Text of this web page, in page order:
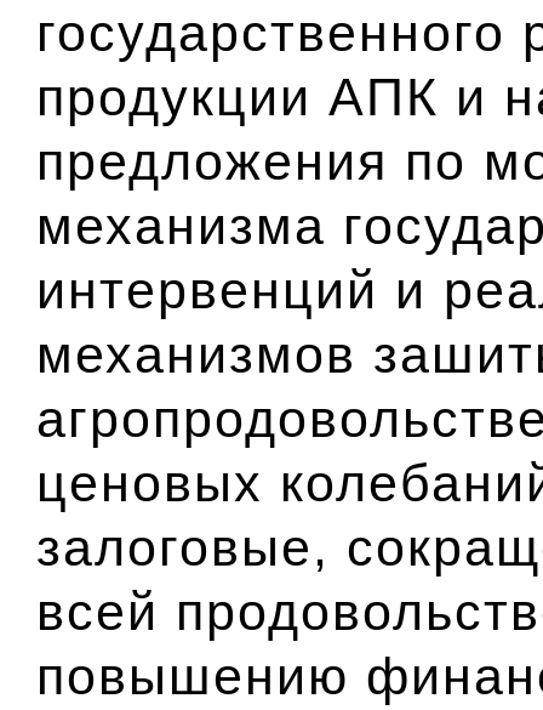
продукции АПК и
предложения по
механизма
интервенций и
механизмов
ценовых
залоговые,
всей
повышению